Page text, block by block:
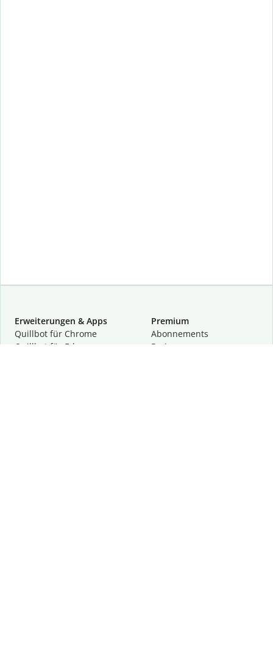
Erweiterungen & Apps
Quillbot für Chrome
Quillbot für Edge
Premium
Abon­ne­ments
Preise